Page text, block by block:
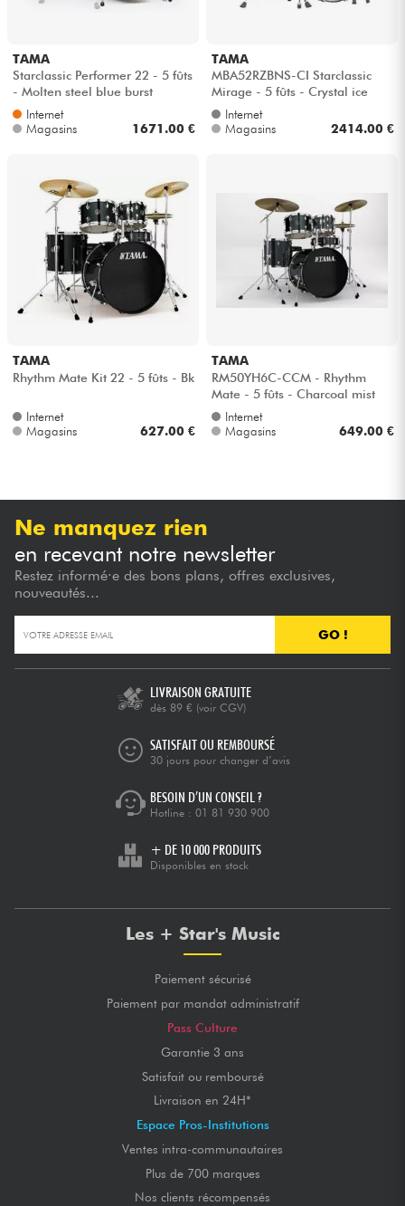
TAMA
Starclassic Performer 22 - 5 fûts
- Molten steel blue burst
Internet
Magasins
1671.00 €
TAMA
MBA52RZBNS-CI Starclassic
Mirage - 5 fûts - Crystal ice
Internet
Magasins
2414.00 €
TAMA
Rhythm Mate Kit 22 - 5 fûts - Bk
Internet
Magasins
627.00 €
TAMA
RM50YH6C-CCM - Rhythm
Mate - 5 fûts - Charcoal mist
Internet
Magasins
649.00 €
Ne manquez rien
en recevant notre newsletter
Restez informé·e des bons plans, offres exclusives,
nouveautés...
GO !
LIVRAISON GRATUITE
dès 89 € (voir CGV)
SATISFAIT OU REMBOURSÉ
30 jours pour changer d’avis
BESOIN D’UN CONSEIL ?
Hotline : 01 81 930 900
+ DE 10 000 PRODUITS
Disponibles en stock
Les + Star's Music
Paiement sécurisé
Paiement par mandat administratif
Pass Culture
Garantie 3 ans
Satisfait ou remboursé
Livraison en 24H*
Espace Pros-Institutions
Ventes intra-communautaires
Plus de 700 marques
Nos clients récompensés